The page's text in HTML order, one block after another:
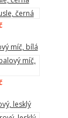
míč, bílá
lesklý